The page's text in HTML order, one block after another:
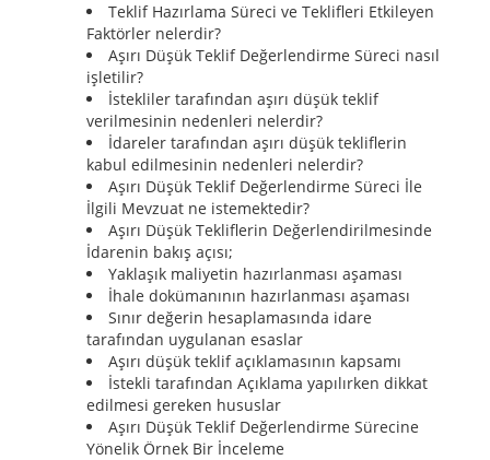
Teklif Hazırlama Süreci ve Teklifleri Etkileyen
Faktörler nelerdir?
Aşırı Düşük Teklif Değerlendirme Süreci nasıl
işletilir?
İstekliler tarafından aşırı düşük teklif
verilmesinin nedenleri nelerdir?
İdareler tarafından aşırı düşük tekliflerin
kabul edilmesinin nedenleri nelerdir?
Aşırı Düşük Teklif Değerlendirme Süreci İle
İlgili Mevzuat ne istemektedir?
Aşırı Düşük Tekliflerin Değerlendirilmesinde
İdarenin bakış açısı;
Yaklaşık maliyetin hazırlanması aşaması
İhale dokümanının hazırlanması aşaması
Sınır değerin hesaplamasında idare
tarafından uygulanan esaslar
Aşırı düşük teklif açıklamasının kapsamı
İstekli tarafından Açıklama yapılırken dikkat
edilmesi gereken hususlar
Aşırı Düşük Teklif Değerlendirme Sürecine
Yönelik Örnek Bir İnceleme